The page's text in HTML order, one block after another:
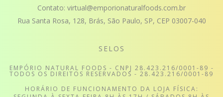
Contato: virtual@emporionaturalfoods.com.br
Rua Santa Rosa, 128, Brás, São Paulo, SP, CEP 03007-040
SELOS
EMPÓRIO NATURAL FOODS - CNPJ 28.423.216/0001-89 -
TODOS OS DIREITOS RESERVADOS - 28.423.216/0001-89
HORÁRIO DE FUNCIONAMENTO DA LOJA FÍSICA: